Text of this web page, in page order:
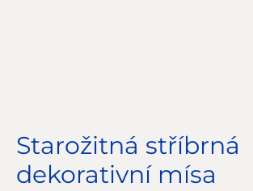
Starožitná stříbrná
dekorativní mísa